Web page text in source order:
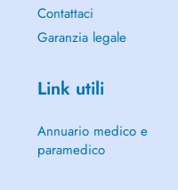
Contattaci
Garanzia legale
Link utili
Annuario medico e
paramedico